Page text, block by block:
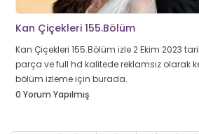
Kan Çiçekleri 155.Bölüm
Kan Çiçekleri 155.Bölüm izle 2 Ekim 2023
parça ve full hd kalitede reklamsız olarak
bölüm izleme için burada.
0 Yorum Yapılmış